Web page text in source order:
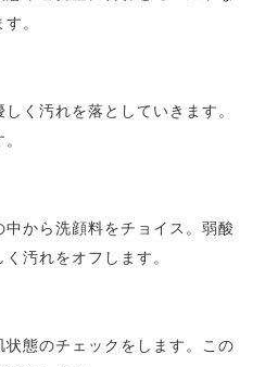
。
く汚れを落としていきます。
から洗顔料をチョイス。弱酸
汚れをオフします。
態のチェックをします。この